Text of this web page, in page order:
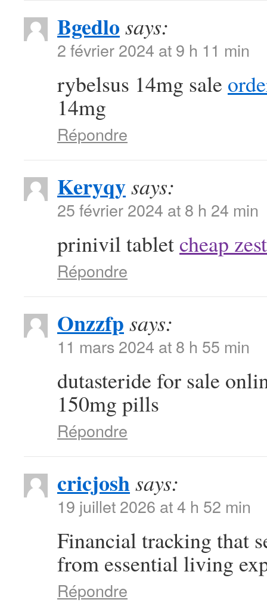
Bgedlo says:
2 février 2024 at 9 h 11 min
rybelsus 14mg sale
14mg
Répondre
Keryqysays:
25 février 2024 at 8 h 24 min
prinivil tablet cheap
Répondre
Onzzfp says:
11 mars 2024 at 8 h 55 min
dutasteride for sale
150mg pills
Répondre
cricjoshsays:
19 juillet 2026 at 4 h 52 min
Financial tracking that
from essential living
Répondre